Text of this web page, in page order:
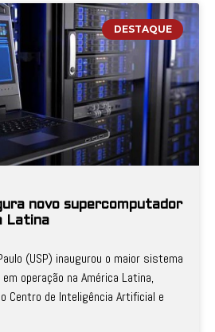
DESTAQUE
novo supercomputador
Latina
(USP) inaugurou o maior sistema
operação na América Latina,
Centro de Inteligência Artificial e